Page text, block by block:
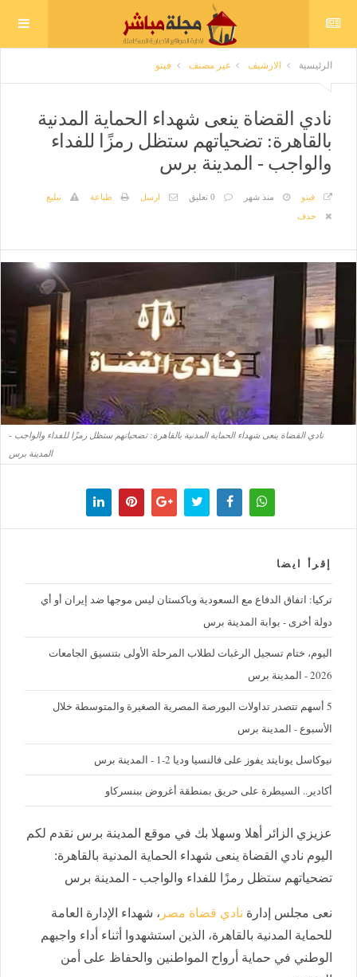
الرئيسية الارشيف غير مصنف فيتو
نادي القضاة ينعى شهداء الحماية المدنية
بالقاهرة: تضحياتهم ستظل رمزًا للفداء
والواجب - المدينة برس
فيتو منذ شهر 0 تعليق ارسل طباعة
تبليغ
حذف
نادي القضاة ينعى شهداء الحماية المدنية بالقاهرة: تضحياتهم ستظل رمزًا للفداء والواجب -
المدينة برس
إقرأ ايضا
تركيا: اتفاق الدفاع مع السعودية وباكستان ليس موجها ضد إيران أو أي
دولة أخرى - بوابة المدينة برس
اليوم، ختام تسجيل الرغبات لطلاب المرحلة الأولى بتنسيق الجامعات
2026 - المدينة برس
5 أسهم تتصدر تداولات البورصة المصرية الصغيرة والمتوسطة خلال
الأسبوع - المدينة برس
نيوكاسل يونايتد يفوز على فالنسيا وديا 2-1 - المدينة برس
أكادير.. السيطرة على حريق بمنطقة أغروض ببنسركاو
عزيزي الزائر أهلا وسهلا بك في موقع المدينة برس نقدم لكم
اليوم نادي القضاة ينعى شهداء الحماية المدنية بالقاهرة:
تضحياتهم ستظل رمزًا للفداء والواجب - المدينة برس
نعى مجلس إدارة نادي قضاة مصر ، شهداء الإدارة العامة
للحماية المدنية بالقاهرة، الذين استشهدوا أثناء أداء واجبهم
الوطني في حماية أرواح المواطنين والحفاظ على أمن